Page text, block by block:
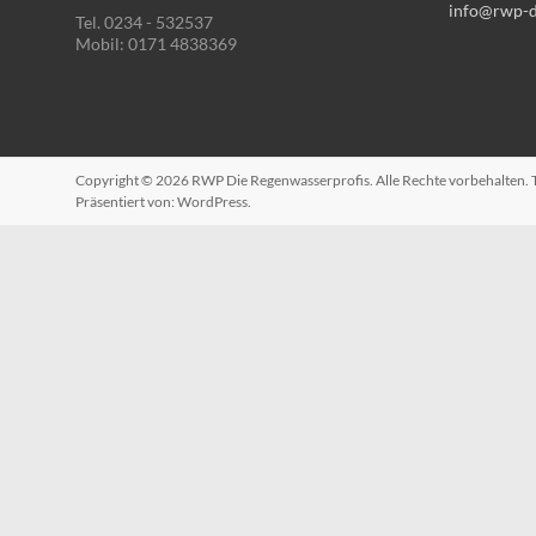
Tel. 0234 - 532537
Mobil: 0171 4838369
info@rwp-
Copyright © 2026 RWP Die Regenwasserprofis. Alle Rechte vorbehalten.
Präsentiert von: WordPress.